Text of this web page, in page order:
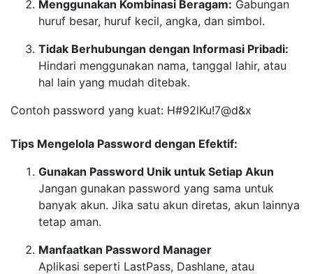
Menggunakan Kombinasi Beragam: Gabungan
huruf besar, huruf kecil, angka, dan simbol.
Tidak Berhubungan dengan Informasi Pribadi:
Hindari menggunakan nama, tanggal lahir, atau
hal lain yang mudah ditebak.
Contoh password yang kuat: H#92lKu!7@d&x
Tips Mengelola Password dengan Efektif:
Gunakan Password Unik untuk Setiap Akun
Jangan gunakan password yang sama untuk
banyak akun. Jika satu akun diretas, akun lainnya
tetap aman.
Manfaatkan Password Manager
Aplikasi seperti LastPass, Dashlane, atau